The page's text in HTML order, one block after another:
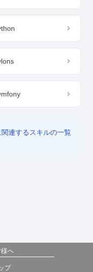
連するスキルの一覧
へ
プ